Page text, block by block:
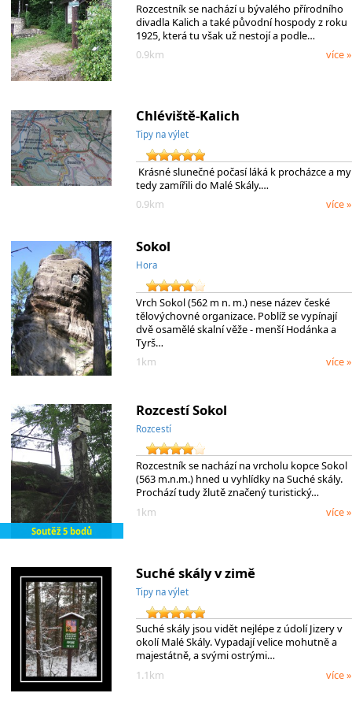
Rozcestník se nachází u bývalého přírodního
divadla Kalich a také původní hospody z roku
1925, která tu však už nestojí a podle…
0.9km
více »
Chléviště-Kalich
Tipy na výlet
Krásné slunečné počasí láká k procházce a my
tedy zamířili do Malé Skály.…
0.9km
více »
Sokol
Hora
Vrch Sokol (562 m n. m.) nese název české
tělovýchovné organizace. Poblíž se vypínají
dvě osamělé skalní věže - menší Hodánka a
Tyrš…
1km
více »
Soutěž 5 bodů
Rozcestí Sokol
Rozcestí
Rozcestník se nachází na vrcholu kopce Sokol
(563 m.n.m.) hned u vyhlídky na Suché skály.
Prochází tudy žlutě značený turistický…
1km
více »
Suché skály v zimě
Tipy na výlet
Suché skály jsou vidět nejlépe z údolí Jizery v
okolí Malé Skály. Vypadají velice mohutně a
majestátně, a svými ostrými…
1.1km
více »